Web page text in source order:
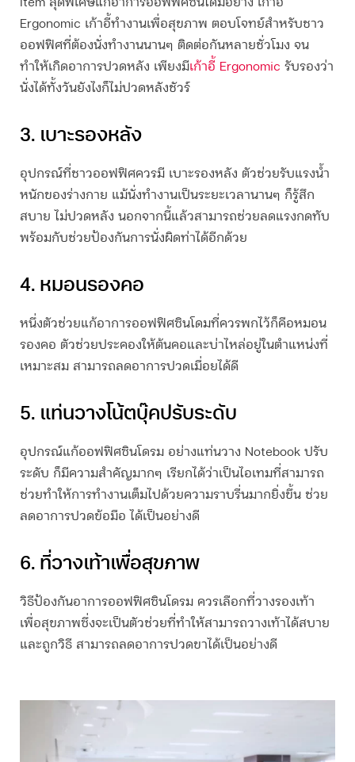
Item สุดพิเศษแก้อาการออฟฟิศซินโดม อย่าง เก้าอี้
Ergonomic เก้าอี้ทำงานเพื่อสุขภาพ ตอบโจทย์สำหรับชาว
ออฟฟิศที่ต้องนั่งทำงานนานๆ ติดต่อกันหลายชั่วโมง จน
ทำให้เกิดอาการปวดหลัง เพียงมี เก้าอี้ Ergonomic รับรองว่า
นั่งได้ทั้งวันยังไงก็ไม่ปวดหลังชัวร์
3. เบาะรองหลัง
อุปกรณ์ที่ชาวออฟฟิศควรมี เบาะรองหลัง ตัวช่วยรับแรงน้ำ
หนักของร่างกาย แม้นั่งทำงานเป็นระยะเวลานานๆ ก็รู้สึก
สบาย ไม่ปวดหลัง นอกจากนี้แล้วสามารถช่วยลดแรงกดทับ
พร้อมกับช่วยป้องกันการนั่งผิดท่าได้อีกด้วย
4. หมอนรองคอ
หนึ่งตัวช่วยแก้อาการออฟฟิศซินโดมที่ควรพกไว้ก็คือหมอน
รองคอ ตัวช่วยประคองให้ต้นคอและบ่าไหล่อยู่ในตำแหน่งที่
เหมาะสม สามารถลดอาการปวดเมื่อยได้ดี
5. แท่นวางโน้ตบุ๊คปรับระดับ
อุปกรณ์แก้ออฟฟิศซินโดรม อย่างแท่นวาง Notebook ปรับ
ระดับ ก็มีความสำคัญมากๆ เรียกได้ว่าเป็นไอเทมที่สามารถ
ช่วยทำให้การทำงานเต็มไปด้วยความราบรื่นมากยิ่งขึ้น ช่วย
ลดอาการปวดข้อมือ ได้เป็นอย่างดี
6. ที่วางเท้าเพื่อสุขภาพ
วิธีป้องกันอาการออฟฟิศซินโดรม ควรเลือกที่วางรองเท้า
เพื่อสุขภาพซึ่งจะเป็นตัวช่วยที่ทำให้สามารถวางเท้าได้สบาย
และถูกวิธี สามารถลดอาการปวดขาได้เป็นอย่างดี